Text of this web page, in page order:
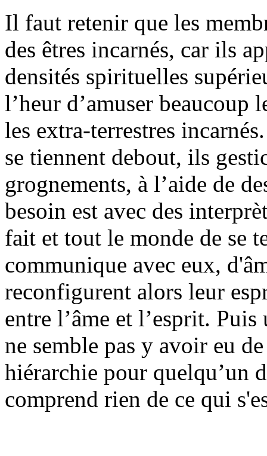
Il faut retenir que les
des êtres incarnés, car ils
densités spirituelles
l’heur d’amuser beaucoup
les extra-terrestres
se tiennent debout, ils
grognements, à l’aide de
besoin est avec des
fait et tout le monde de se
communique avec eux,
reconfigurent alors leur
entre l’âme et l’esprit.
ne semble pas y avoir eu
hiérarchie pour quelqu’un
comprend rien de ce qui